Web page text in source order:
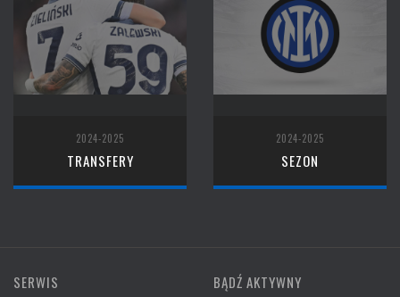
2024-2025
TRANSFERY
2024-2025
SEZON
SERWIS BĄDŹ AKTYWNY